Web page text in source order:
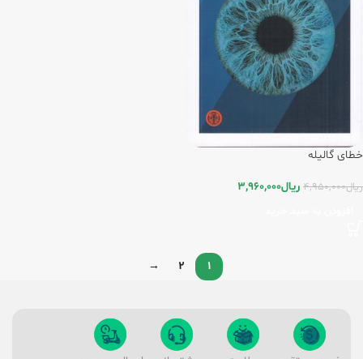
خطای گالیله
ریال4,950,000 ریال3,960,000
1
2
→